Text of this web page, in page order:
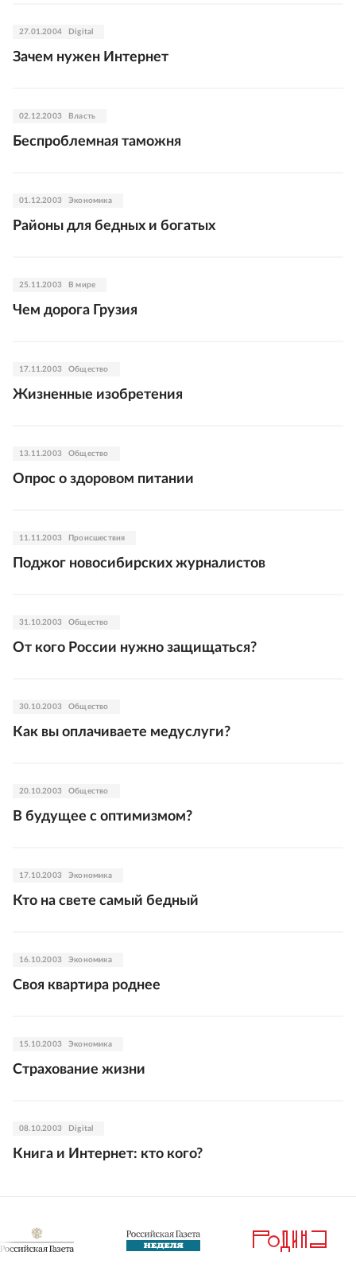
27.01.2004 Digital
Зачем нужен Интернет
02.12.2003 Власть
Беспроблемная таможня
01.12.2003 Экономика
Районы для бедных и богатых
25.11.2003 В мире
Чем дорога Грузия
17.11.2003 Общество
Жизненные изобретения
13.11.2003 Общество
Опрос о здоровом питании
11.11.2003 Происшествия
Поджог новосибирских журналистов
31.10.2003 Общество
От кого России нужно защищаться?
30.10.2003 Общество
Как вы оплачиваете медуслуги?
20.10.2003 Общество
В будущее с оптимизмом?
17.10.2003 Экономика
Кто на свете самый бедный
16.10.2003 Экономика
Своя квартира роднее
15.10.2003 Экономика
Страхование жизни
08.10.2003 Digital
Книга и Интернет: кто кого?